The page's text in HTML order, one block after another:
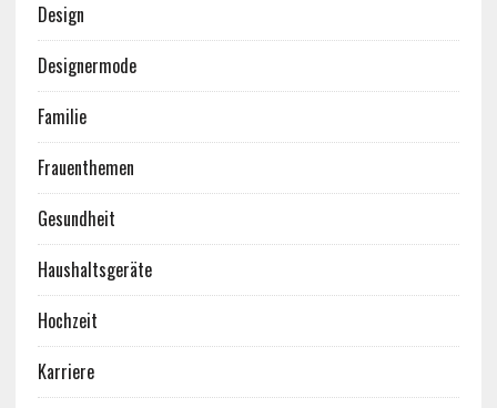
Design
Designermode
Familie
Frauenthemen
Gesundheit
Haushaltsgeräte
Hochzeit
Karriere